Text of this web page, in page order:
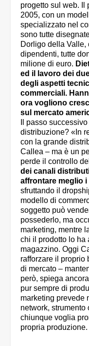
progetto sul web. Il
2005, con un
specializzato nel
sono tutte
Dorligo della Valle,
dipendenti, tutte
milione di euro.
ed il lavoro dei
degli aspetti
commerciali.
ora vogliono
sul mercato
Il passo
distribuzione? «In
con la grande
Callea – ma è un
perde il controllo
dei canali
affrontare meglio
sfruttando il
modello di
soggetto può
possederlo, ma
marketing, mentre
chi il prodotto lo ha
magazzino. Oggi
rafforzare il proprio
di mercato –
però, spiega
pur sempre di
marketing prevede
network,
chiunque voglia
propria produzione.